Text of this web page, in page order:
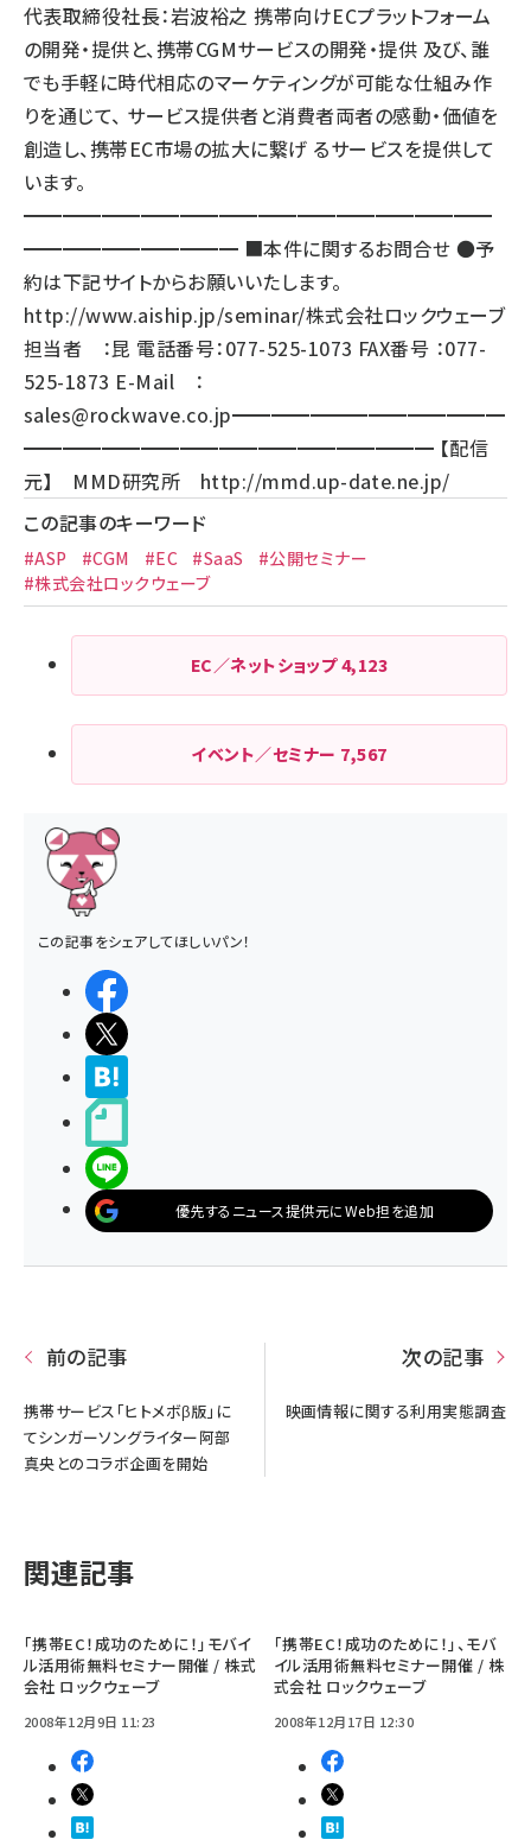
代表取締役社長：岩波裕之 携帯向けECプラットフォーム
の開発・提供と、携帯CGMサービスの開発・提供 及び、誰
でも手軽に時代相応のマーケティングが可能な仕組み作
りを通じて、 サービス提供者と消費者両者の感動・価値を
創造し、携帯EC市場の拡大に繋げ るサービスを提供して
います。
━━━━━━━━━━━━━━━━━━━━━━━━
━━━━━━━━━━━ ■本件に関するお問合せ ●予
約は下記サイトからお願いいたします。
http://www.aiship.jp/seminar/株式会社ロックウェーブ
担当者 ：昆 電話番号：077-525-1073 FAX番号 ：077-
525-1873 E-Mail ：
sales@rockwave.co.jp━━━━━━━━━━━━━━
━━━━━━━━━━━━━━━━━━━━━ 【配信
元】 MMD研究所 http://mmd.up-date.ne.jp/
この記事のキーワード
#ASP #CGM #EC #SaaS
#公開セミナー
#株式会社ロックウェーブ
EC／ネットショップ4,123
イベント／セミナー 7,567
この記事をシェアしてほしいパン！
優先するニュース提供元にWeb担を追加
前の記事
携帯サービス「ヒトメボβ版」に
てシンガーソングライター阿部
真央とのコラボ企画を開始
次の記事
映画情報に関する利用実態調査
関連記事
｢携帯EC！成功のために！｣モバイ
ル活用術無料セミナー開催 / 株式
会社 ロックウェーブ
2008年12月9日 11:23
｢携帯EC！成功のために！｣、モバ
イル活用術無料セミナー開催 / 株
式会社 ロックウェーブ
2008年12月17日 12:30